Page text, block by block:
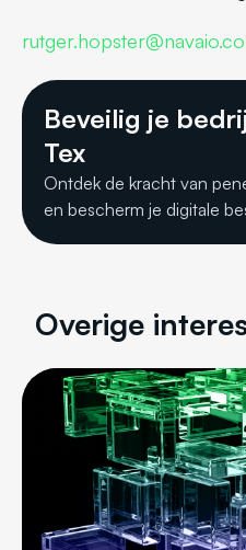
Beveilig je
Tex
Ontdek de kracht van
en bescherm je digitale
Overige